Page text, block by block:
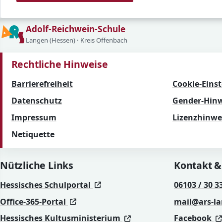
Adolf-Reichwein-Schule
Langen (Hessen) · Kreis Offenbach
Rechtliche Hinweise
Barrierefreiheit
Cookie-
Datenschutz
Gender-
Impressum
Netiquette
Nützliche Links
Hessisches Schulportal (öffnet in neuem Fenster)
(öffnet in neuem Fenster)
Office-365-Portal
(öffnet in neuem Fenster)
(öffnet in neuem Fenster)
Hessisches Kultusministerium
(öffnet in neuem
(öffnet in neuem
Kontakt
06103 / 30
mail@ars-
Facebook